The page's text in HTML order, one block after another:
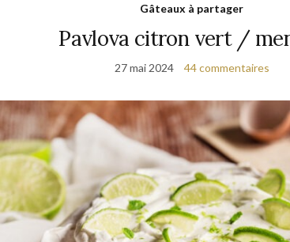
Gâteaux à partager
Pavlova citron vert /
27 mai 2024 44 commentaires